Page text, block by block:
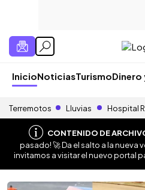
InicioNoticiasTurismo
Terremotos Lluvias Hospital
CONTENIDO DE
pasado! 🚀 Da el salto a la nueva
invitamos a visitar el nuevo portal